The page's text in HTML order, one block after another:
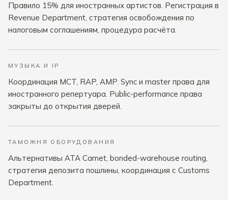
Правило 15% для иностранных артистов. Регистрация в
Revenue Department, стратегия освобождения по
налоговым соглашениям, процедура расчёта.
МУЗЫКА И IP
Координация MCT, RAP, AMP. Sync и master права для
иностранного репертуара. Public-performance права
закрыты до открытия дверей.
ТАМОЖНЯ ОБОРУДОВАНИЯ
Альтернативы ATA Carnet, bonded-warehouse routing,
стратегия депозита пошлины, координация с Customs
Department.